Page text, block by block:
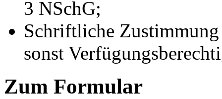
3 NSchG;
Schriftliche
sonst
Zum Formular